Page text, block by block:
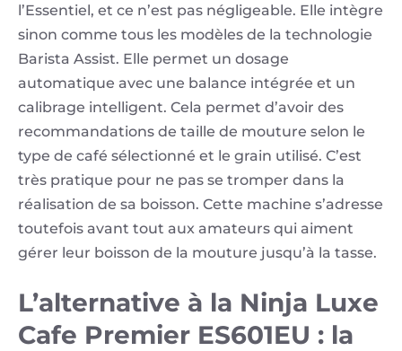
l’Essentiel, et ce n’est pas négligeable. Elle intègre
sinon comme tous les modèles de la technologie
Barista Assist. Elle permet un dosage
automatique avec une balance intégrée et un
calibrage intelligent. Cela permet d’avoir des
recommandations de taille de mouture selon le
type de café sélectionné et le grain utilisé. C’est
très pratique pour ne pas se tromper dans la
réalisation de sa boisson. Cette machine s’adresse
toutefois avant tout aux amateurs qui aiment
gérer leur boisson de la mouture jusqu’à la tasse.
L’alternative à la Ninja Luxe
Cafe Premier ES601EU : la